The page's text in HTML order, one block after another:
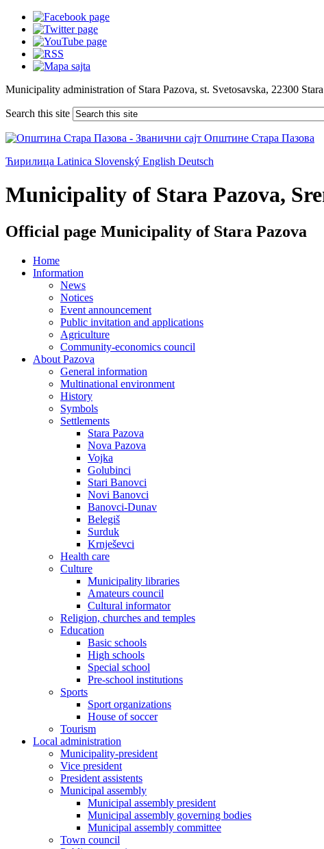
Municipality administration of Stara Pazova, st. Svetosavska, 22300
Search this site
Ћирилица Latinica Slovenský English Deutsch
Municipality of Stara Pazova,
Official page Municipality of Stara Pazova
Home
Information
News
Notices
Event announcement
Public invitation and applications
Agriculture
Community-economics council
About Pazova
General information
Multinational environment
History
Symbols
Settlements
Stara Pazova
Nova Pazova
Vojka
Golubinci
Stari Banovci
Novi Banovci
Banovci-Dunav
Belegiš
Surduk
Krnješevci
Health care
Culture
Municipality libraries
Amateurs council
Cultural informator
Religion, churches and temples
Education
Basic schools
High schools
Special school
Pre-school institutions
Sports
Sport organizations
House of soccer
Tourism
Local administration
Municipality-president
Vice president
President assistents
Municipal assembly
Municipal assembly president
Municipal assembly governing bodies
Municipal assembly committee
Town council